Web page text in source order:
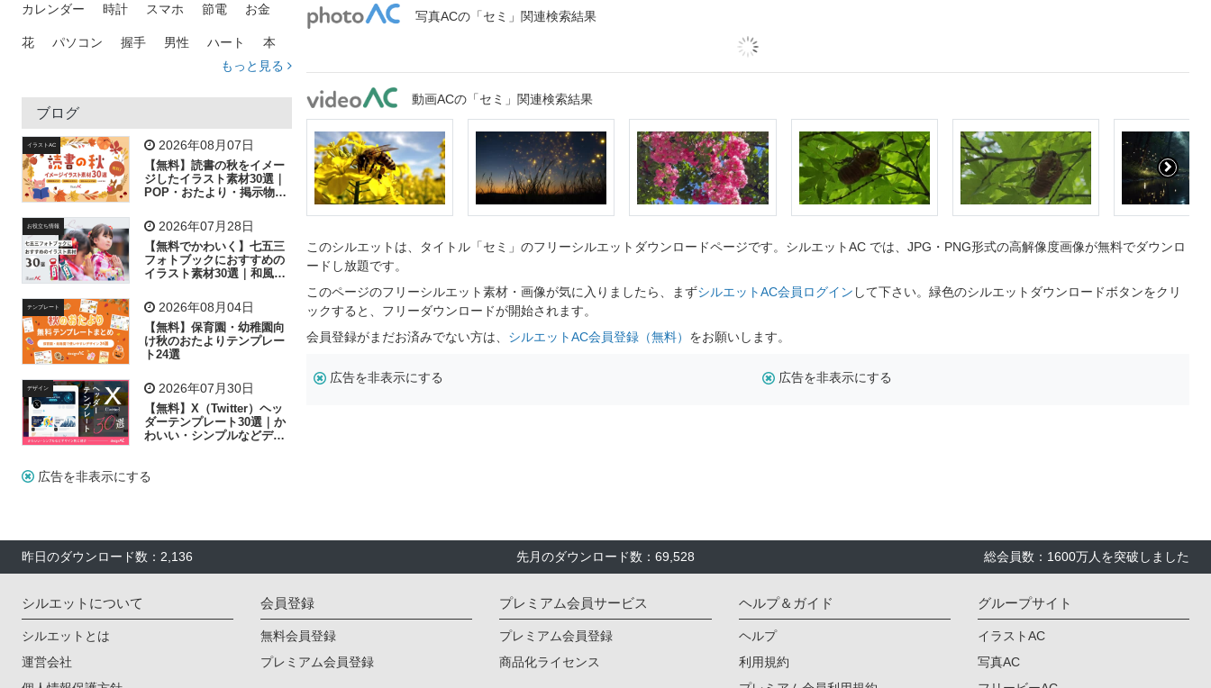
カレンダー 時計 スマホ 節電 お金
花 パソコン 握手 男性 ハート 本
トラック 木
吹き出し
飛行機 グラフ ビル 魚 家族 書類
歩く 工場 会社 太陽 キラキラ
子供 作業員 葉 相談 ピクトグラム
もっと見る
ブログ
イラストAC 2026年08月07日
【無料】読書の秋をイメー
ジしたイラスト素材30選｜
POP・おたより・掲示物に
お役立ち情報 2026年07月28日
【無料でかわいく】七五三
フォトブックにおすすめの
イラスト素材30選｜和風の
テンプレート 2026年08月04日
【無料】保育園・幼稚園向
け秋のおたよりテンプレー
ト24選
デザイン 2026年07月30日
【無料】X（Twitter）ヘッ
ダーテンプレート30選｜か
わいい・シンプルなどデザ
広告を非表示にする
写真ACの「セミ」関連検索結果
動画ACの「セミ」関連検索結果
このシルエットは、タイトル「セミ」のフリーシルエットダウンロードページです。シルエットAC では、JPG・PNG形式の高解像度画像が無料でダウンロ
ードし放題です。
このページのフリーシルエット素材・画像が気に入りましたら、まずシルエットAC会員ログイン して下さい。緑色のシルエットダウンロードボタンをクリ
ックすると、フリーダウンロードが開始されます。
会員登録がまだお済みでない方は、 シルエットAC会員登録（無料） をお願いします。
広告を非表示にする 広告を非表示にする
昨日のダウンロード数：2,136 先月のダウンロード数：69,528 総会員数：1600万人を突破しました
シルエットについて
シルエットとは
運営会社
会員登録
無料会員登録
プレミアム会員登録
プレミアム会員サービス
プレミアム会員登録
商品化ライセンス
ヘルプ＆ガイド
ヘルプ
利用規約
グループサイト
イラストAC
写真AC